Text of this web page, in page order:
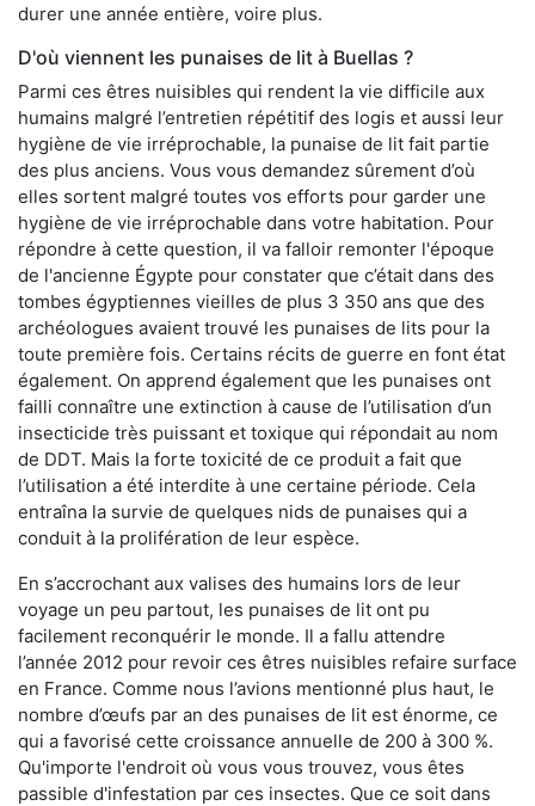
durer une année entière, voire plus.
D'où viennent les punaises de lit à Buellas ?
Parmi ces êtres nuisibles qui rendent la vie difficile aux
humains malgré l’entretien répétitif des logis et aussi leur
hygiène de vie irréprochable, la punaise de lit fait partie
des plus anciens. Vous vous demandez sûrement d’où
elles sortent malgré toutes vos efforts pour garder une
hygiène de vie irréprochable dans votre habitation. Pour
répondre à cette question, il va falloir remonter l'époque
de l'ancienne Égypte pour constater que c’était dans des
tombes égyptiennes vieilles de plus 3 350 ans que des
archéologues avaient trouvé les punaises de lits pour la
toute première fois. Certains récits de guerre en font état
également. On apprend également que les punaises ont
failli connaître une extinction à cause de l’utilisation d’un
insecticide très puissant et toxique qui répondait au nom
de DDT. Mais la forte toxicité de ce produit a fait que
l’utilisation a été interdite à une certaine période. Cela
entraîna la survie de quelques nids de punaises qui a
conduit à la prolifération de leur espèce.
En s’accrochant aux valises des humains lors de leur
voyage un peu partout, les punaises de lit ont pu
facilement reconquérir le monde. Il a fallu attendre
l’année 2012 pour revoir ces êtres nuisibles refaire surface
en France. Comme nous l’avions mentionné plus haut, le
nombre d’œufs par an des punaises de lit est énorme, ce
qui a favorisé cette croissance annuelle de 200 à 300 %.
Qu'importe l'endroit où vous vous trouvez, vous êtes
passible d'infestation par ces insectes. Que ce soit dans